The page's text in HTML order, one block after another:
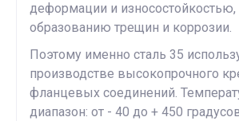
деформации и
образованию трещин и коррозии.
Поэтому именно сталь 35
производстве высокопрочного
фланцевых соединений.
диапазон: от - 40 до + 450